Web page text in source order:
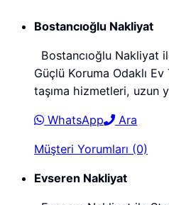
Bostancıoğlu Nakliyat
Bostancıoğlu Nakliyat
Güçlü Koruma Odaklı Ev
taşıma hizmetleri, uzun
WhatsApp Ara
Müşteri Yorumları (0)
Evseren Nakliyat